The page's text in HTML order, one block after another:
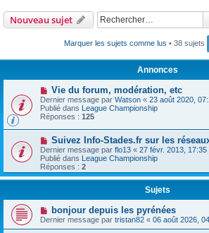
Nouveau sujet
Marquer les sujets comme lus • 38 sujets
Annonces
Vie du forum, modération, etc
Dernier message par Watson « 23 août 2020,
Publié dans League Championship
Réponses : 125
Suivez Info-Stades.fr sur les
Dernier message par flo13 « 27 févr. 2013, 17:35
Publié dans League Championship
Réponses : 2
Sujets
bonjour depuis les pyrénées
Dernier message par tristan82 « 06 août 2026,